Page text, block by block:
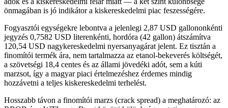
önmagában is jó indikátor a kiskereskedelmi piac feszességére.
Fogyasztói egységekre lebontva a jelenlegi 2,87 USD gallononkénti
jegyzés 0,7582 USD literenkénti, hordóra (42 gallon) átszámítva
120,54 USD nagykereskedelmi nyersanyagárat jelent. Ez tisztán a
finomítói termék ára, nem tartalmazza az etanol-bekeverés költségét,
a szövetségi 18,4 centes és az állami jövedéki adót, sem a kúti
marzsot, így a magyar piaci értelmezéshez érdemes mindig
hozzávetni a teljes kiskereskedelmi terhelést.
Hosszabb távon a finomítói marzs (crack spread) a meghatározó: az